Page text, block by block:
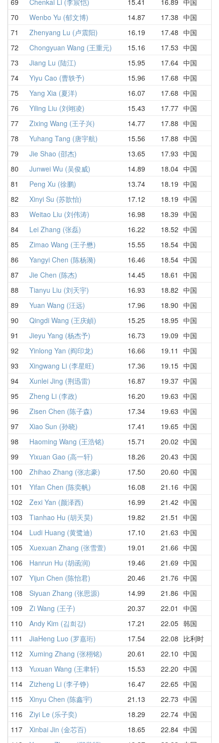
70 Wenbo Yu (郁文博) 14.87 17.38 中国
71 Zhenyang Lu (卢震阳) 16.19 17.48 中国
72 Chongyuan Wang (王重元) 15.16 17.53 中国
73 Jiang Lu (陆江) 15.95 17.64 中国
74 Yiyu Cao (曹轶予) 15.96 17.68 中国
75 Yang Xia (夏洋) 16.07 17.68 中国
76 Yiling Liu (刘翊凌) 15.43 17.77 中国
77 Zixing Wang (王子兴) 14.77 17.88 中国
78 Yuhang Tang (唐宇航) 15.56 17.88 中国
79 Jie Shao (邵杰) 13.65 17.93 中国
80 Junwei Wu (吴俊威) 14.89 18.04 中国
81 Peng Xu (徐鹏) 13.74 18.19 中国
82 Xinyi Su (苏歆怡) 17.12 18.19 中国
83 Weitao Liu (刘伟涛) 16.98 18.39 中国
84 Lei Zhang (张磊) 16.22 18.52 中国
85 Zimao Wang (王子懋) 15.55 18.54 中国
86 Yangyi Chen (陈杨漪) 16.46 18.54 中国
87 Jie Chen (陈杰) 14.45 18.61 中国
88 Tianyu Liu (刘天宇) 16.93 18.82 中国
89 Yuan Wang (汪远) 17.96 18.90 中国
90 Qingdi Wang (王庆頔) 15.25 18.95 中国
91 Jieyu Yang (杨杰予) 16.73 19.09 中国
92 Yinlong Yan (阎印龙) 16.66 19.11 中国
93 Xingwang Li (李星旺) 17.36 19.15 中国
94 Xunlei Jing (荆迅雷) 16.87 19.37 中国
95 Zheng Li (李政) 16.20 19.63 中国
96 Zisen Chen (陈子森) 17.34 19.63 中国
97 Xiao Sun (孙晓) 17.41 19.65 中国
98 Haoming Wang (王浩铭) 15.71 20.02 中国
99 Yixuan Gao (高一轩) 18.26 20.43 中国
100 Zhihao Zhang (张志豪) 17.50 20.60 中国
101 Yifan Chen (陈奕帆) 16.08 21.16 中国
102 Zexi Yan (颜泽西) 16.99 21.42 中国
103 Tianhao Hu (胡天昊) 19.82 21.51 中国
104 Ludi Huang (黄鹭迪) 17.10 21.63 中国
105 Xuexuan Zhang (张雪萱) 19.01 21.66 中国
106 Hanrun Hu (胡函润) 19.46 21.69 中国
107 Yijun Chen (陈怡君) 20.46 21.76 中国
108 Siyuan Zhang (张思源) 14.99 21.86 中国
109 Zi Wang (王子) 20.37 22.01 中国
110 Andy Kim (김희강) 17.21 22.05 韩国
111 JiaHeng Luo (罗嘉珩) 17.54 22.08 比利时
112 Xuming Zhang (张栩铭) 20.61 22.10 中国
113 Yuxuan Wang (王聿轩) 15.53 22.20 中国
114 Zizheng Li (李子铮) 16.47 22.65 中国
115 Xinyu Chen (陈鑫宇) 21.13 22.73 中国
116 Ziyi Le (乐子奕) 18.29 22.74 中国
117 Xinbai Jin (金芯百) 18.65 22.84 中国